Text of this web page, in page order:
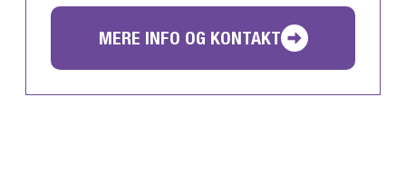
MERE INFO OG KONTAKT